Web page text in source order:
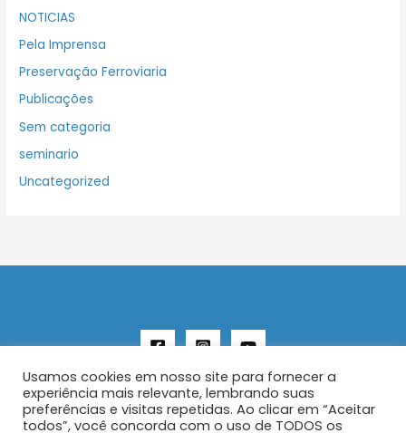
NOTICIAS
Pela Imprensa
Preservação Ferroviaria
Publicações
Sem categoria
seminario
Uncategorized
Copyright © 2026 AENFER
Usamos cookies em nosso site para fornecer a
experiência mais relevante, lembrando suas
preferências e visitas repetidas. Ao clicar em “Aceitar
todos”, você concorda com o uso de TODOS os